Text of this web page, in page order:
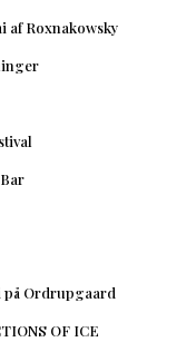
af Roxnakowsky
på Ordrupgaard
OF ICE